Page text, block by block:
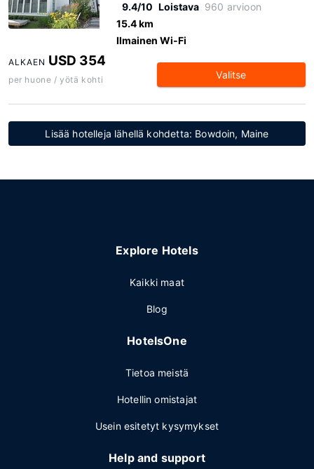
9.4/10 Loistava 960 arvioon
15.4 km
Ilmainen Wi-Fi
ALKAEN USD 354
per huone / yötä kohti Valitse
Lisää hotelleja lähellä kohdetta: Bowdoin, Maine
Explore Hotels
Kaikki maat
Blog
HotelsOne
Tietoa meistä
Hotellin omistajat
Usein esitetyt kysymykset
Help and support